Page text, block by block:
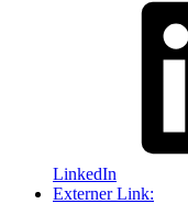
LinkedIn
Externer Link: